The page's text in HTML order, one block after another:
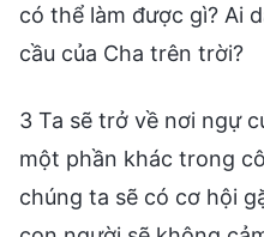
có thể làm được gì? Ai
cầu của Cha trên trời?
3 Ta sẽ trở về nơi ngự
một phần khác trong
chúng ta sẽ có cơ hội